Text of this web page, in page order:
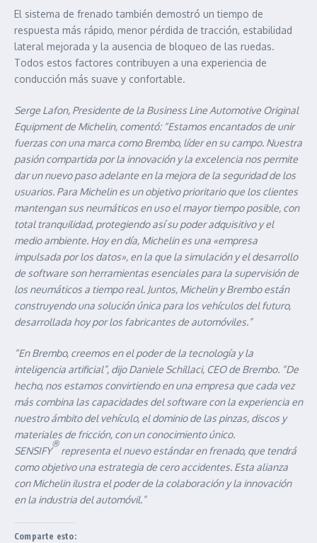
El sistema de frenado también demostró un tiempo de
respuesta más rápido, menor pérdida de tracción, estabilidad
lateral mejorada y la ausencia de bloqueo de las ruedas.
Todos estos factores contribuyen a una experiencia de
conducción más suave y confortable.
Serge Lafon, Presidente de la Business Line Automotive Original
Equipment de Michelin, comentó: “Estamos encantados de unir
fuerzas con una marca como Brembo, líder en su campo. Nuestra
pasión compartida por la innovación y la excelencia nos permite
dar un nuevo paso adelante en la mejora de la seguridad de los
usuarios. Para Michelin es un objetivo prioritario que los clientes
mantengan sus neumáticos en uso el mayor tiempo posible, con
total tranquilidad, protegiendo así su poder adquisitivo y el
medio ambiente. Hoy en día, Michelin es una «empresa
impulsada por los datos», en la que la simulación y el desarrollo
de software son herramientas esenciales para la supervisión de
los neumáticos a tiempo real. Juntos, Michelin y Brembo están
construyendo una solución única para los vehículos del futuro,
desarrollada hoy por los fabricantes de automóviles.”
“En Brembo, creemos en el poder de la tecnología y la
inteligencia artificial”, dijo Daniele Schillaci, CEO de Brembo. “De
hecho, nos estamos convirtiendo en una empresa que cada vez
más combina las capacidades del software con la experiencia en
nuestro ámbito del vehículo, el dominio de las pinzas, discos y
materiales de fricción, con un conocimiento único.
SENSIFY
®
representa el nuevo estándar en frenado, que tendrá
como objetivo una estrategia de cero accidentes. Esta alianza
con Michelin ilustra el poder de la colaboración y la innovación
en la industria del automóvil.”
Comparte esto: